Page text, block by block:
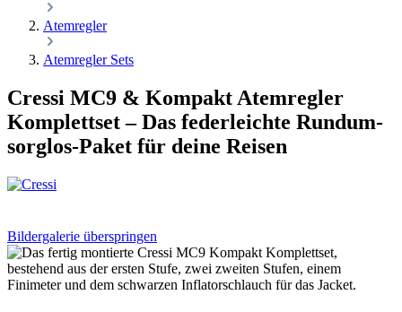
Atemregler
Atemregler Sets
Cressi MC9 & Kompakt Atemregler
Komplettset – Das federleichte Rundum-
sorglos-Paket für deine Reisen
Bildergalerie überspringen